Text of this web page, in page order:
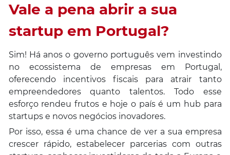
Vale a pena abrir a sua
startup em Portugal?
Sim! Há anos o governo português vem investindo
no ecossistema de empresas em Portugal,
oferecendo incentivos fiscais para atrair tanto
empreendedores quanto talentos. Todo esse
esforço rendeu frutos e hoje o país é um hub para
startups e novos negócios inovadores.
Por isso, essa é uma chance de ver a sua empresa
crescer rápido, estabelecer parcerias com outras